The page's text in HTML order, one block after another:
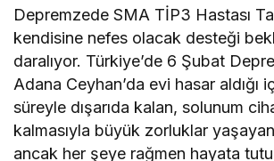
Depremzede SMA TİP3 Hastası
kendisine nefes olacak desteği
daralıyor. Türkiye’de 6 Şubat
Adana Ceyhan’da evi hasar aldığı
süreyle dışarıda kalan, solunum
kalmasıyla büyük zorluklar
ancak her şeye rağmen hayata